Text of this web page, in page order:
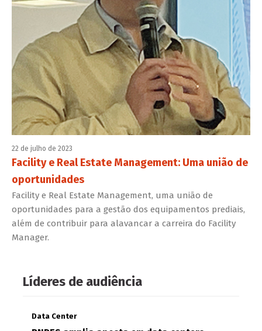
22 de julho de 2023
Facility e Real Estate Management: Uma união de
oportunidades
Facility e Real Estate Management, uma união de
oportunidades para a gestão dos equipamentos prediais,
além de contribuir para alavancar a carreira do Facility
Manager.
Líderes de audiência
Data Center